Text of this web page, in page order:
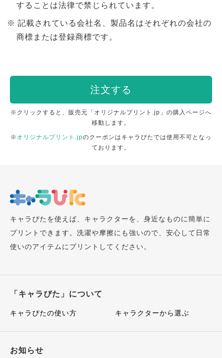
することは法律で禁じられています。
記載されている会社名、製品名はそれぞれの会社の
商標または登録商標です。
注文する
※クリックすると、販売元「オリジナルプリント.jp」の購入ページへ
移動します。
※ オリジナルプリント.jpのクーポンはキャラぴたでは使用不可となっ
ております。
キャラぴたを使えば、キャラクターを、身近なものに簡単に
プリントできます。洗濯や摩擦にも強いので、安心して日常
使いのアイテムにプリントしてください。
「キャラぴた」について
キャラぴたの使い方 キャラクターから選ぶ
お知らせ